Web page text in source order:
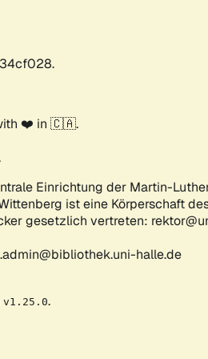
❤️ in 🇨🇦.
Einrichtung der Martin-
ist eine Körperschaft
gesetzlich vertreten:
halle.de
v1.25.0.